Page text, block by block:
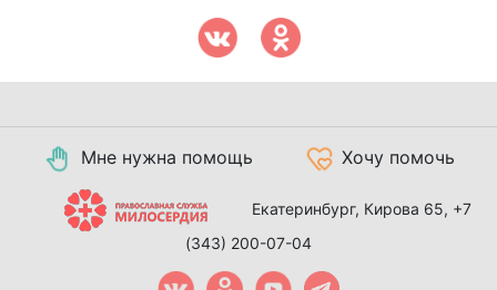
Мне нужна помощь Хочу помочь
Екатеринбург, Кирова 65, +7
(343) 200-07-04